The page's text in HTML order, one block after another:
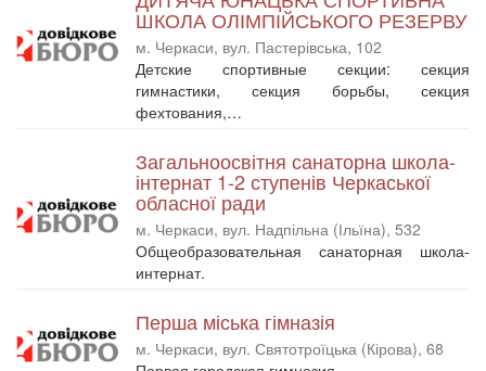
ШКОЛА ОЛІМПІЙСЬКОГО РЕЗЕРВУ
м. Черкаси, вул. Пастерівська, 102
Детские спортивные секции: секция
гимнастики, секция борьбы, секция
фехтования,…
Загальноосвітня санаторна школа-
інтернат 1-2 ступенів Черкаської
обласної ради
м. Черкаси, вул. Надпільна (Ільїна), 532
Общеобразовательная санаторная школа-
интернат.
Перша міська гімназія
м. Черкаси, вул. Святотроїцька (Кірова), 68